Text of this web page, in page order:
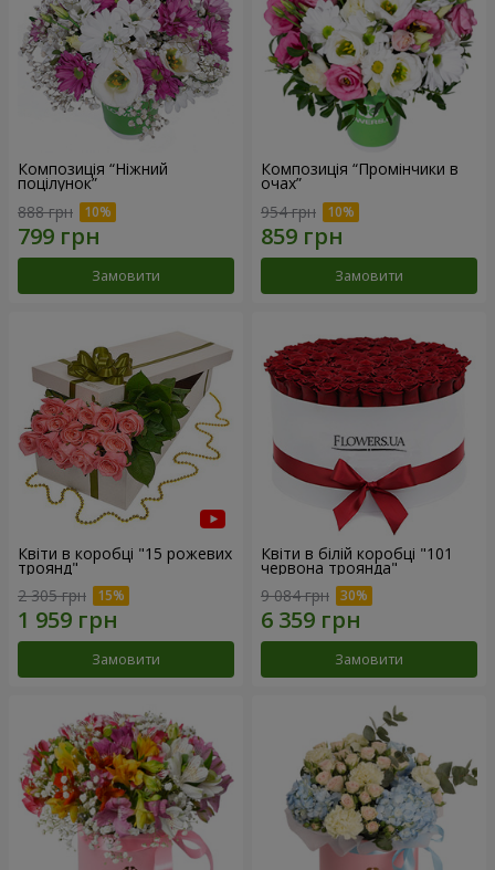
Композиція “Ніжний
поцілунок”
888 грн
Замовити
Композиція “Промінчики в
очах”
954 грн
Замовити
Квіти в коробці "15 рожевих
троянд"
2 305 грн
Замовити
Квіти в білій коробці "101
червона троянда"
9 084 грн
Замовити